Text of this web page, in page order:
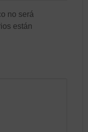
no será
están